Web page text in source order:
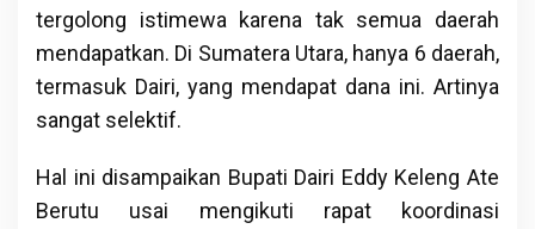
tergolong istimewa karena tak semua daerah
mendapatkan. Di Sumatera Utara, hanya 6 daerah,
termasuk Dairi, yang mendapat dana ini. Artinya
sangat selektif.
Hal ini disampaikan Bupati Dairi Eddy Keleng Ate
Berutu usai mengikuti rapat koordinasi